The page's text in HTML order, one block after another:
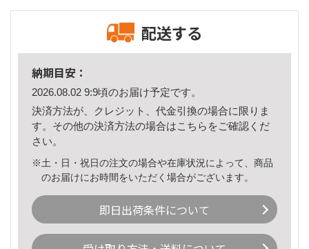
配送する
納期目安：
2026.08.02 9:9頃のお届け予定です。
決済方法が、クレジット、代金引換の場合に限りま
す。その他の決済方法の場合はこちら をご確認くだ
さい。
※土・日・祝日の注文の場合や在庫状況によって、商品
のお届けにお時間をいただく場合がございます。
即日出荷条件について